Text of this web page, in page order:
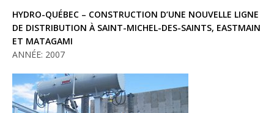
HYDRO-QUÉBEC – CONSTRUCTION D’UNE NOUVELLE LIGNE
DE DISTRIBUTION À SAINT-MICHEL-DES-SAINTS, EASTMAIN
ET MATAGAMI
ANNÉE: 2007